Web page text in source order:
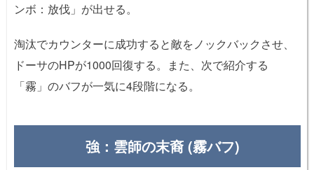
ンボ：放伐」が出せる。
淘汰でカウンターに成功すると敵をノックバックさせ、
ドーサのHPが1000回復する。また、次で紹介する
「霧」のバフが一気に4段階になる。
強：雲師の末裔 (霧バフ)